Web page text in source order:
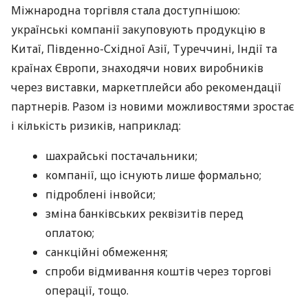
Міжнародна торгівля стала доступнішою:
українські компанії закуповують продукцію в
Китаї, Південно-Східної Азії, Туреччині, Індії та
країнах Європи, знаходячи нових виробників
через виставки, маркетплейси або рекомендації
партнерів. Разом із новими можливостями зростає
і кількість ризиків, наприклад:
шахрайські постачальники;
компанії, що існують лише формально;
підроблені інвойси;
зміна банківських реквізитів перед
оплатою;
санкційні обмеження;
спроби відмивання коштів через торгові
операції, тощо.